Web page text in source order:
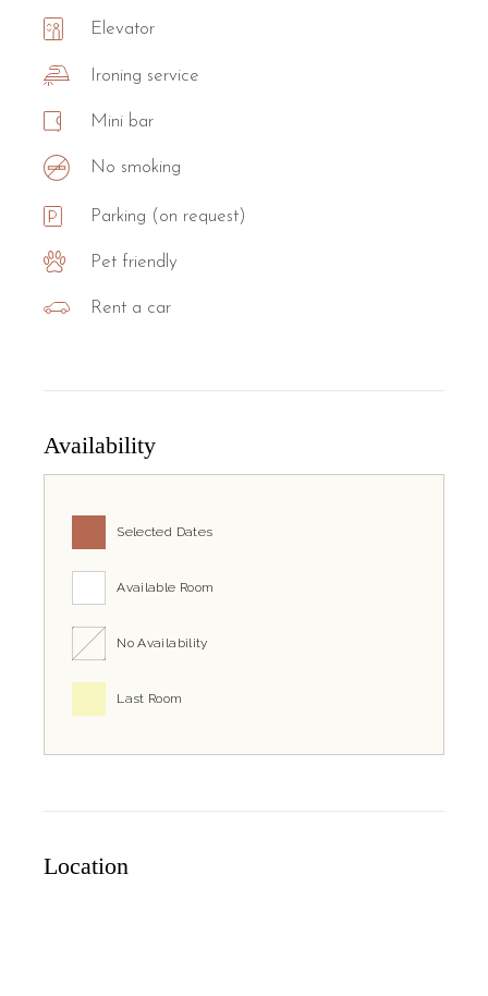
Elevator
Ironing service
Mini bar
No smoking
Parking (on request)
Pet friendly
Rent a car
Availability
Selected Dates
Available Room
No Availability
Last Room
Location